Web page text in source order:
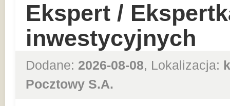
Ekspert /
inwestycyjnych
Dodane: 2026-08-08, Lokalizacja:
Pocztowy S.A.